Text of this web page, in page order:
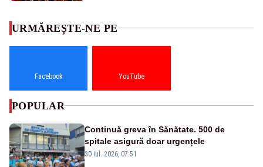
URMĂREȘTE-NE PE
Facebook YouTube
POPULAR
Continuă greva în Sănătate. 500 de
spitale asigură doar urgențele
30 iul. 2026, 07:51